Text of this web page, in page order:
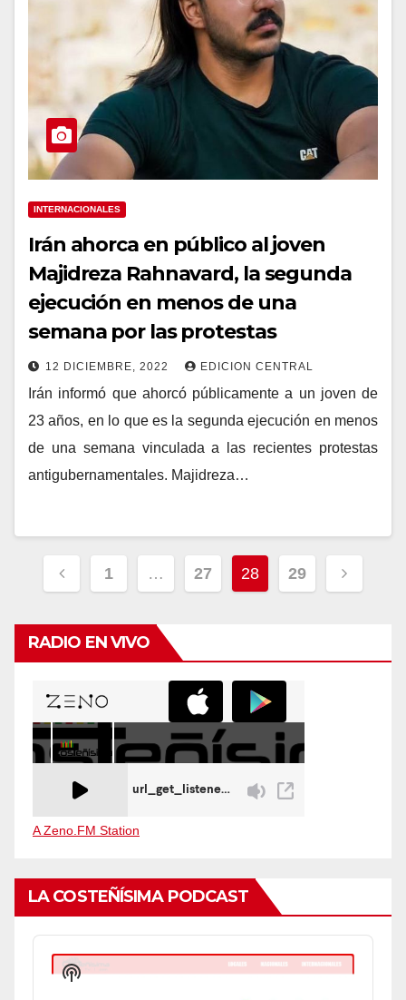
INTERNACIONALES
Irán ahorca en público al joven
Majidreza Rahnavard, la segunda
ejecución en menos de una
semana por las protestas
12 DICIEMBRE, 2022 EDICION CENTRAL
Irán informó que ahorcó públicamente a un joven de
23 años, en lo que es la segunda ejecución en menos
de una semana vinculada a las recientes protestas
antigubernamentales. Majidreza…
Navegación
entradas
1 … 27 28 29
RADIO EN VIVO
A Zeno.FM Station
LA COSTEÑÍSIMA PODCAST
Audio
Player
Show